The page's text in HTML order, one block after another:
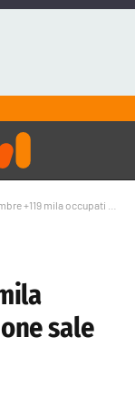
occupati e disoccupazione sale al 4,4%
sale